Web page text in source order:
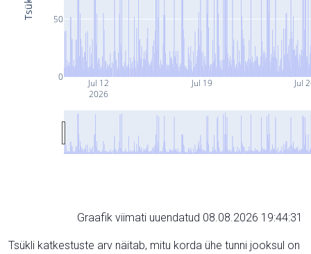
Jul 12
2026
Jul 19 Jul
0
50
Graafik viimati uuendatud 08.08.2026 19:44:31
Tsükli katkestuste arv näitab, mitu korda ühe tunni jooksul on